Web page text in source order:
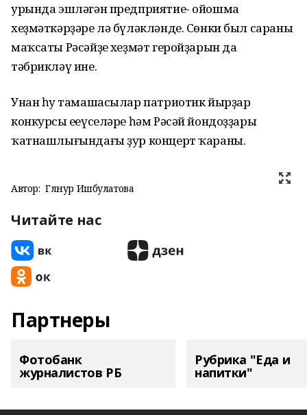
урында эшләгән предприятие- ойошма
хеҙмәткәрҙәре лә бүләкләнде. Сөнки был сараның
маҡсаты Рәсәйҙең хеҙмәт геройҙарын да
тәбрикләү ине.
Унан һуң тамашасылар патриотик йырҙар
конкурсы еңеүселәре һәм Рәсәй йондоҙҙары
ҡатнашлығындағы ҙур концерт ҡараны.
Автор: Гөлнур Ишбулатова
Читайте нас
Партнеры
Фотобанк
журналистов РБ
Рубрика "Еда и
напитки"